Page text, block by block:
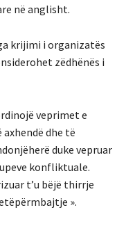
në anglisht.
krijimi i organizatës
zëdhënës i
veprimet e
dhe të
duke vepruar
konfliktuale.
t’u bëjë thirrje
».